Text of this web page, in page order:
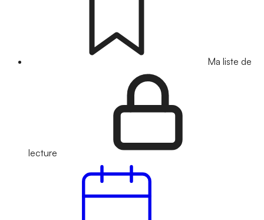
Ma liste de
lecture